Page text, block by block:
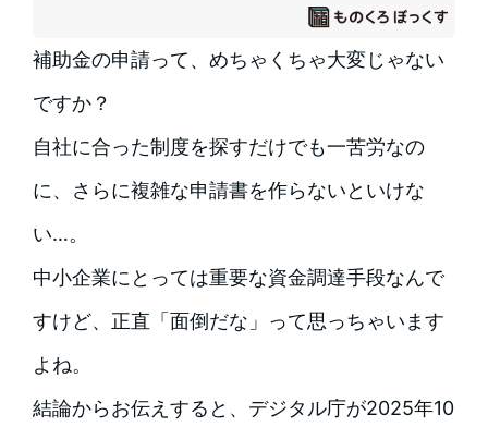
補助金の申請って、めちゃくちゃ大変じゃない
ですか？
自社に合った制度を探すだけでも一苦労なの
に、さらに複雑な申請書を作らないといけな
い…。
中小企業にとっては重要な資金調達手段なんで
すけど、正直「面倒だな」って思っちゃいます
よね。
結論からお伝えすると、デジタル庁が2025年10